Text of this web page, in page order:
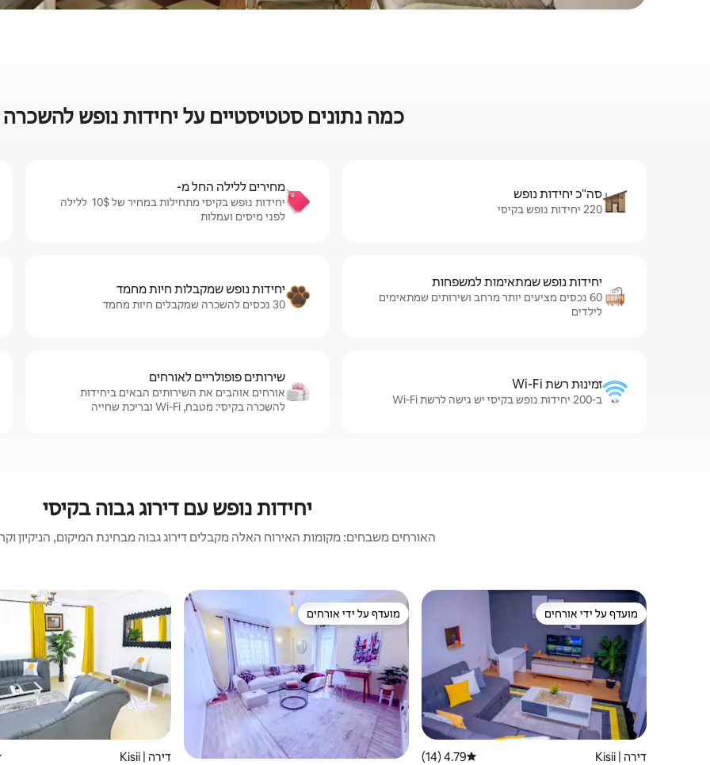
כמה נתונים סטטיסטיים על יחידות נופש להשכרה
סה"כ יחידות נופש
220 יחידות נופש בקיסי
מחירים ללילה החל מ-
יחידות נופש בקיסי מתחילות במחיר של $‏10 ‏ ללילה
לפני מיסים ועמלות
יחידות נופש שמתאימות למשפחות
60 נכסים מציעים יותר מרחב ושירותים שמתאימים
לילדים
יחידות נופש שמקבלות חיות מחמד
30 נכסים להשכרה שמקבלים חיות מחמד
זמינוּת רשת Wi-Fi
ב-200 יחידות נופש בקיסי יש גישה לרשת Wi-Fi
שירותים פופולריים לאורחים
אורחים אוהבים את השירותים הבאים ביחידות
להשכרה בקיסי: מטבח, Wi‑Fi ובריכת שחייה
יחידות נופש עם דירוג גבוה בקיסי
האורחים משבחים: מקומות האירוח האלה מקבלים דירוג גבוה מבחינת המיקום, הניקיון
מועדף על ידי אורחים
מועדף על ידי אורחים
דירה | Kisii דירוג ממוצע של 4.79 מתוך 5, 14 ביקורות
4.79 (14)
מועדף על ידי אורחים
מועדף על ידי אורחים
דירה | Kisii